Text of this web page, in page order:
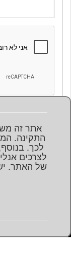
Present
אתר זה
התקינה.
לכך.
לצרכים
של האתר.